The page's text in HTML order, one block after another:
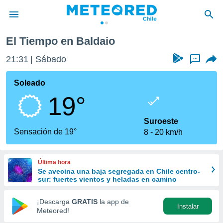
de
por
que se
calidad.
a este
las
y
forma
digital
basada
El Tiempo en Baldaio
21:31 Sábado ...
Soleado
19°
Sensación de 19°
Suroeste
8
20 km/h
Última hora
Se avecina una baja segregada en Chile centro-
sur: fuertes vientos y heladas en camino
¡Descarga GRATIS la app de
Meteored!
Instalar